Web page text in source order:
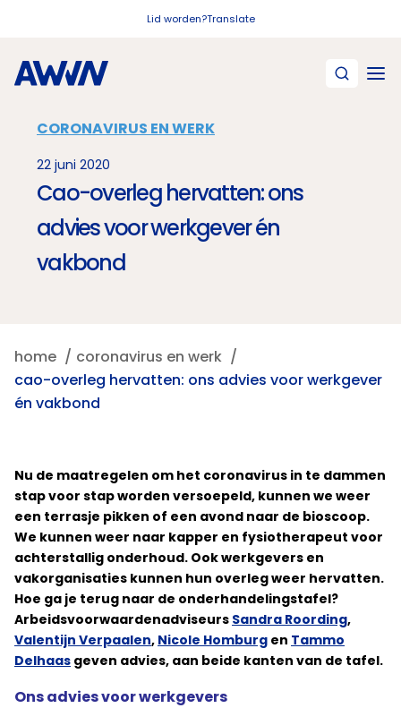
Lid worden?Translate
CORONAVIRUS EN WERK
22 juni 2020
Cao-overleg hervatten: ons
advies voor werkgever én
vakbond
home
coronavirus en werk
cao-overleg hervatten: ons advies voor werkgever
én vakbond
Nu de maatregelen om het coronavirus in te dammen
stap voor stap worden versoepeld, kunnen we weer
een terrasje pikken of een avond naar de bioscoop.
We kunnen weer naar kapper en fysiotherapeut voor
achterstallig onderhoud. Ook werkgevers en
vakorganisaties kunnen hun overleg weer hervatten.
Hoe ga je terug naar de onderhandelingstafel?
Arbeidsvoorwaardenadviseurs Sandra Roording,
Valentijn Verpaalen, Nicole Homburg en Tammo
Delhaas geven advies, aan beide kanten van de tafel.
Ons advies voor werkgevers